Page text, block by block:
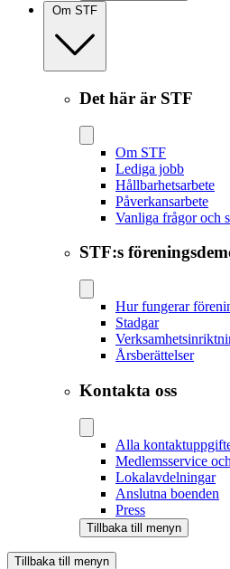
Om STF
Det här är STF
Om STF
Lediga jobb
Hållbarhetsarbete
Påverkansarbete
Vanliga frågor och
STF:s
Hur fungerar
Stadgar
Årsberättelser
Kontakta oss
Alla
Medlemsservice
Lokalavdelningar
Anslutna boenden
Press
Tillbaka till menyn
Tillbaka till menyn